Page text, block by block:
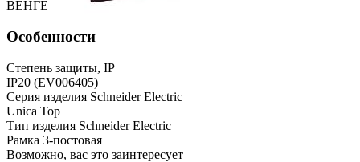
ВЕНГЕ
Особенности
Степень защиты, IP
IP20 (EV006405)
Серия изделия Schneider Electric
Unica Top
Тип изделия Schneider Electric
Рамка 3-постовая
Возможно, вас это заинтересует